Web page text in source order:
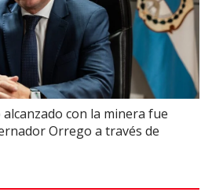
con la minera fue
Orrego a través de